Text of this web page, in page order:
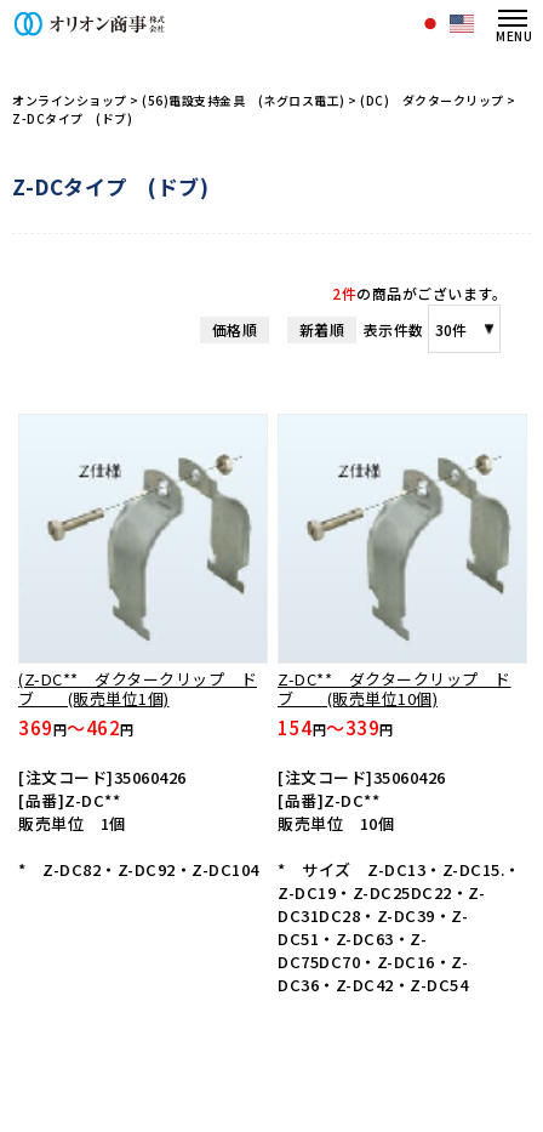
オリオン商事株式会社/商品一覧ペー
オンラインショップ > (56)電設支持金具 (ネグロス電工) > (DC) ダクタークリップ >
Z-DCタイプ (ドブ)
Z-DCタイプ (ドブ)
2件の商品がございます。
価格順
新着順 表示件数
(Z-DC** ダクタークリップ ド
ブ (販売単位1個)
369円～462円
[注文コード]35060426
[品番]Z-DC**
販売単位 1個
* Z-DC82・Z-DC92・Z-DC104
Z-DC** ダクタークリップ ド
ブ (販売単位10個)
154円～339円
[注文コード]35060426
[品番]Z-DC**
販売単位 10個
* サイズ Z-DC13・Z-DC15.・
Z-DC19・Z-DC25DC22・Z-
DC31DC28・Z-DC39・Z-
DC51・Z-DC63・Z-
DC75DC70・Z-DC16・Z-
DC36・Z-DC42・Z-DC54